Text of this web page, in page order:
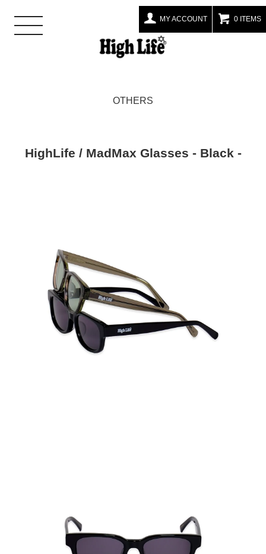
toggle
navigation
0 ITEMS
MY ACCOUNT
OTHERS
HighLife / MadMax Glasses - Black -